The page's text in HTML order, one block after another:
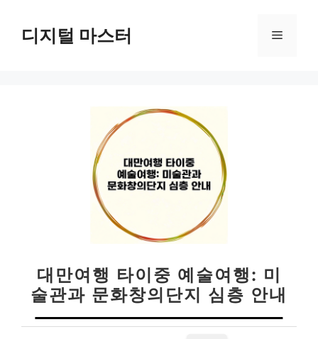
디지털 마스터 메
대만여행 타이중 예술여행: 미
술관과 문화창의단지 심층 안내